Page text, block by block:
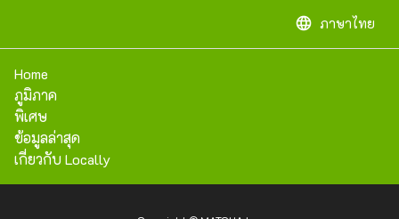
language ภาษาไทย
Home
ภูมิภาค
พิเศษ
ข้อมูลล่าสุด
เกี่ยวกับ Locally